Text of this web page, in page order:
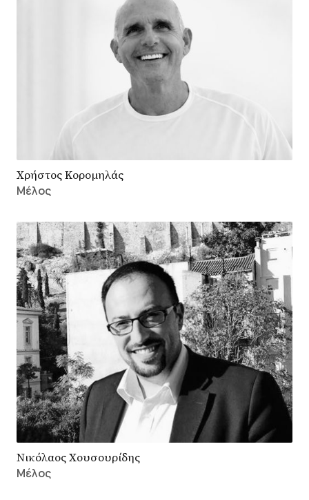
Χρήστος Κορομηλάς
Μέλος
Νικόλαος Χουσουρίδης
Μέλος